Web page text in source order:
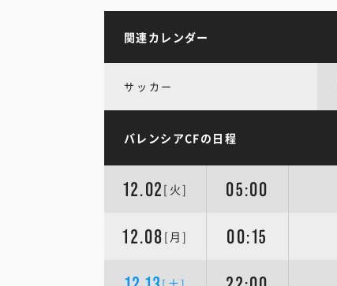
関連カレンダー
サッカー
バレンシアCFの日程
12.02 [火] 05:00
12.08 [月] 00:15